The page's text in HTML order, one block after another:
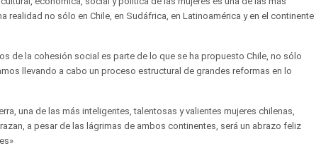
no sólo en Chile, en Sudáfrica, en Latinoamérica y en el continente
de la cohesión social es parte de lo que se ha propuesto Chile, no sólo
llevando a cabo un proceso estructural de grandes reformas en lo
una de las más inteligentes, talentosas y valientes mujeres chilenas,
a pesar de las lágrimas de ambos continentes, será un abrazo feliz